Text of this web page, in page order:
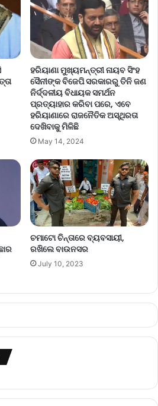
ହରିୟାଣା ମୁଖ୍ୟମନ୍ତ୍ରୀ ନାୟବ ସିଂହ
ସୈନୀଙ୍କ ବିଜେପି ସରକାରରୁ ତିନି ଜଣ
ନିର୍ଦ୍ଦଳୀୟ ବିଧାୟକ ସମର୍ଥନ
ପ୍ରତ୍ୟାହାର କରିବା ପରେ, ଏବେ
ହରିୟାଣାରେ ରାଜନୈତିକ ଅସ୍ଥିରତା
ଦେଖିବାକୁ ମିଳିଛି
May 14, 2024
ଚମାଟୋ ଚିନ୍ତାରେ ବ୍ୟବସାୟୀ,
ରଖିଲେ ବାଉନସର
July 10, 2023